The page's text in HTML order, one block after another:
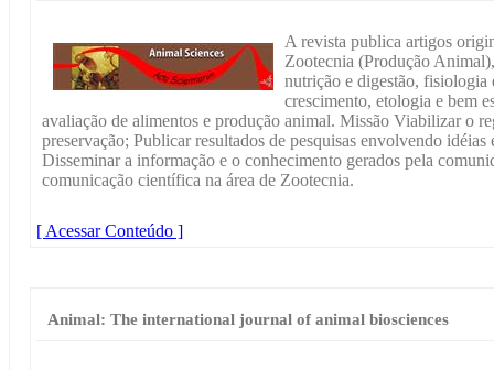
A revista publica artigos
Zootecnia (Produção
nutrição e digestão, fisiologia
crescimento, etologia e bem
avaliação de alimentos e produção animal. Missão Viabilizar o
preservação; Publicar resultados de pesquisas envolvendo
Disseminar a informação e o conhecimento gerados pela
comunicação científica na área de Zootecnia.
[ Acessar Conteúdo ]
Animal: The international journal of animal biosciences